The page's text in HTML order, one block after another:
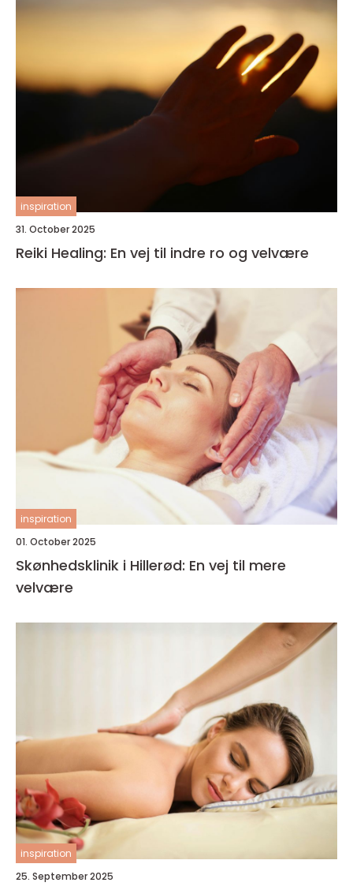
inspiration
31. October 2025
Reiki Healing: En vej til indre ro og velvære
inspiration
01. October 2025
Skønhedsklinik i Hillerød: En vej til mere
velvære
inspiration
25. September 2025